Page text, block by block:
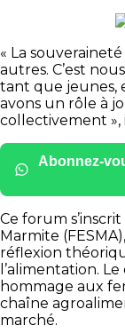
« La
autres. C’est
tant que jeunes,
avons un rôle à
collectivement »,
Abonnez-
Ce forum
Marmite
réflexion
l’alimentation.
hommage aux
chaîne
marché.